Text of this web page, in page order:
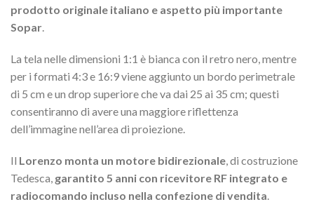
prodotto originale italiano e aspetto più importante
Sopar.
La tela nelle dimensioni 1:1 è bianca con il retro nero, mentre
per i formati 4:3 e 16:9 viene aggiunto un bordo perimetrale
di 5 cm e un drop superiore che va dai 25 ai 35 cm; questi
consentiranno di avere una maggiore riflettenza
dell’immagine nell’area di proiezione.
Il Lorenzo monta un motore bidirezionale, di costruzione
Tedesca, garantito 5 anni con ricevitore RF integrato e
radiocomando incluso nella confezione di vendita.